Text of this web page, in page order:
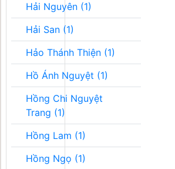
Hải Nguyên (1)
Hải San (1)
Hảo Thánh Thiện (1)
Hồ Ánh Nguyệt (1)
Hồng Chi Nguyệt
Trang (1)
Hồng Lam (1)
Hồng Ngọ (1)